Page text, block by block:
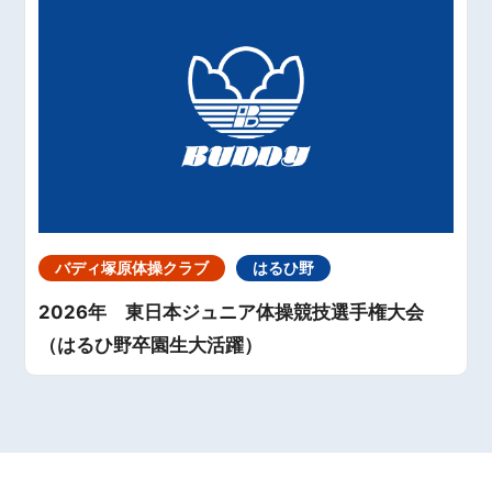
バディ塚原体操クラブ はるひ野
2026年 東日本ジュニア体操競技選手権大会
（はるひ野卒園生大活躍）